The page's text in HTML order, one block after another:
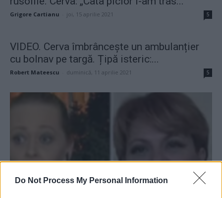
Do Not Process My Personal Information
Grigore Cartianu joi, 15 aprilie 2021 5
VIDEO. Cerva îmbrâncește un ambulanțier
cu bolnav pe targă. Țipă isteric:...
Robert Mateescu duminică, 11 aprilie 2021 5